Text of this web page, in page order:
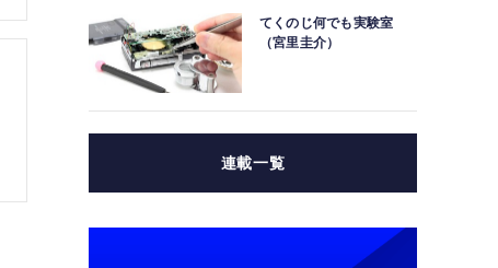
てくのじ何でも実験室
（宮里圭介）
連載一覧